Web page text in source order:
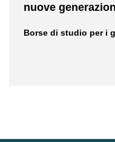
nuove
Borse di studio per i